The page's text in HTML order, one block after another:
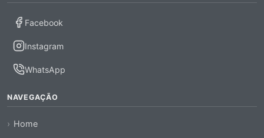
Facebook
Instagram
WhatsApp
NAVEGAÇÃO
Home